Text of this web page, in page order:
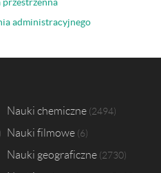
administracyjnego
Nauki chemiczne 2494
Nauki filmowe 6
Nauki geograficzne 2730